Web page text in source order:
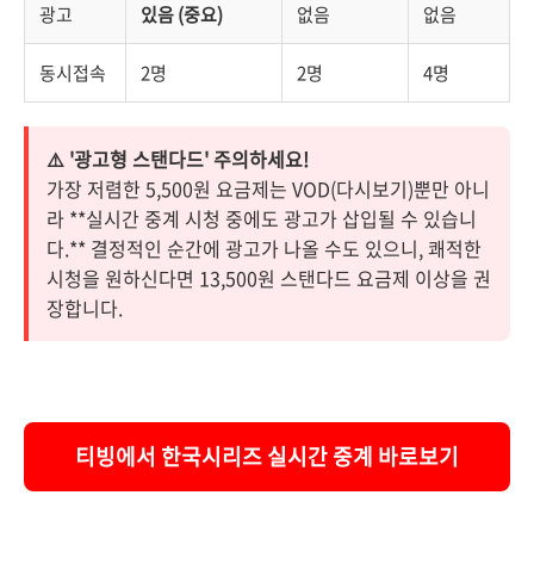
광고 있음 (중요) 없음 없음
동시접속 2명 2명 4명
⚠️ '광고형 스탠다드' 주의하세요!
가장 저렴한 5,500원 요금제는 VOD(다시보기)뿐만 아니
라 **실시간 중계 시청 중에도 광고가 삽입될 수 있습니
다.** 결정적인 순간에 광고가 나올 수도 있으니, 쾌적한
시청을 원하신다면 13,500원 스탠다드 요금제 이상을 권
장합니다.
티빙에서 한국시리즈 실시간 중계 바로보기